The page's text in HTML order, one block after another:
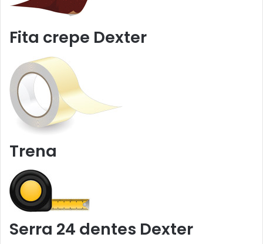
Fita crepe Dexter
Trena
Serra 24 dentes Dexter